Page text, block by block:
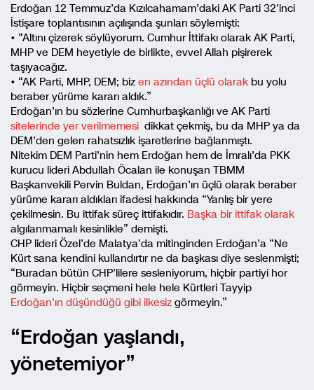
Erdoğan 12 Temmuz’da Kızılcahamam’daki AK Parti 32’inci
İstişare toplantısının açılışında şunları söylemişti:
• “Altını çizerek söylüyorum. Cumhur İttifakı olarak AK Parti,
MHP ve DEM heyetiyle de birlikte, evvel Allah pişirerek
taşıyacağız.
• “AK Parti, MHP, DEM; biz en azından üçlü olarak bu yolu
beraber yürüme kararı aldık.”
Erdoğan’ın bu sözlerine Cumhurbaşkanlığı ve AK Parti
sitelerinde yer verilmemesi dikkat çekmiş, bu da MHP ya da
DEM’den gelen rahatsızlık işaretlerine bağlanmıştı.
Nitekim DEM Parti’nin hem Erdoğan hem de İmralı’da PKK
kurucu lideri Abdullah Öcalan ile konuşan TBMM
Başkanvekili Pervin Buldan, Erdoğan’ın üçlü olarak beraber
yürüme kararı aldıkları ifadesi hakkında “Yanlış bir yere
çekilmesin. Bu ittifak süreç ittifakıdır. Başka bir ittifak olarak
algılanmamalı kesinlikle” demişti.
CHP lideri Özel’de Malatya’da mitinginden Erdoğan’a “Ne
Kürt sana kendini kullandırtır ne da başkası diye seslenmişti;
“Buradan bütün CHP’lilere sesleniyorum, hiçbir partiyi hor
görmeyin. Hiçbir seçmeni hele hele Kürtleri Tayyip
Erdoğan’ın düşündüğü gibi ilkesiz görmeyin.”
“Erdoğan yaşlandı,
yönetemiyor”